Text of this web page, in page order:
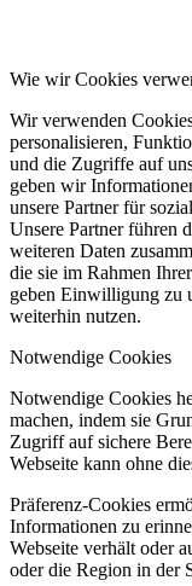
Wie wir Cookies
Wir verwenden
personalisieren,
und die Zugriffe auf
geben wir
unsere Partner für
Unsere Partner führen
weiteren Daten
die sie im Rahmen
geben Einwilligung zu
weiterhin nutzen.
Notwendige Cookies
Notwendige Cookies
machen, indem sie
Zugriff auf sichere
Webseite kann ohne
Präferenz-Cookies
Informationen zu
Webseite verhält oder
oder die Region in der